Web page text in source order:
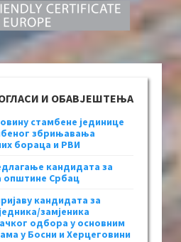
И ОБАВЈЕШТЕЊА
стамбене јединице
збрињавања
бораца и РВИ
кандидата за
општине Србац
кандидата за
замјеника
одбора у основним
у Босни и Херцеговини